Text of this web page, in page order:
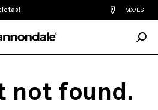
Encontrar
tiedas
bicicletas
de
MX/ES
not found.